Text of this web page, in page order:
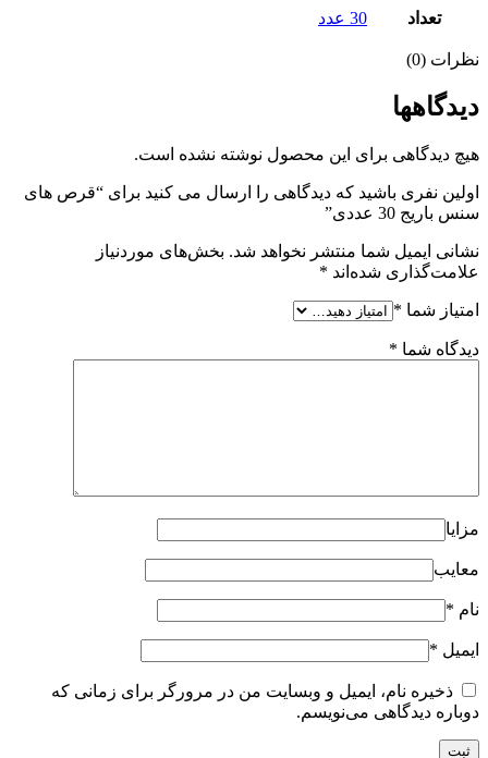
تعداد 30 عدد
نظرات (0)
دیدگاهها
هیچ دیدگاهی برای این محصول نوشته نشده است.
اولین نفری باشید که دیدگاهی را ارسال می کنید برای “قرص های
سنس باریج 30 عددی”
نشانی ایمیل شما منتشر نخواهد شد. بخش‌های موردنیاز
علامت‌گذاری شده‌اند *
امتیاز شما *
دیدگاه شما *
مزایا
معایب
نام *
ایمیل *
ذخیره نام، ایمیل و وبسایت من در مرورگر برای زمانی که
دوباره دیدگاهی می‌نویسم.